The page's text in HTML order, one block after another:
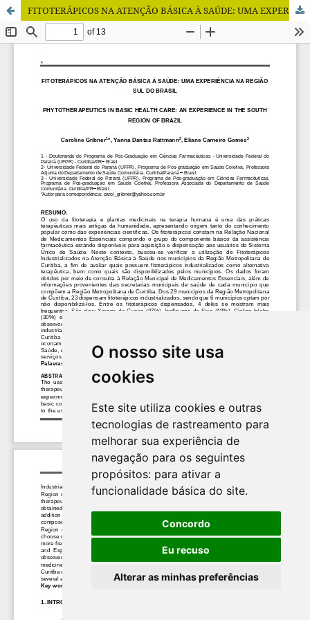
O nosso site usa
cookies
Este site utiliza cookies e outras
tecnologias de rastreamento para
melhorar sua experiência de
navegação para os seguintes
propósitos: para ativar a
funcionalidade básica do site.
Concordo
Eu recuso
Alterar as minhas preferências
FITOTERÁPICOS NA ATENÇÃO BÁSICA À SAÚDE: UMA EXPERIÊNCIA NA REGIÃO SUL DO BRASIL